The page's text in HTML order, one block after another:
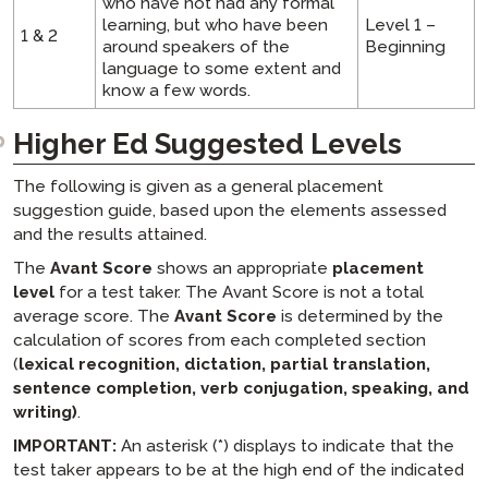
1 & 2
learning, but who have been
around speakers of the
language to some extent and
know a few words.
Level 1 –
Beginning
Higher Ed Suggested Levels
The following is given as a general placement
suggestion guide, based upon the elements assessed
and the results attained.
The Avant Score shows an appropriate placement
level for a test taker. The Avant Score is not a total
average score. The Avant Score is determined by the
calculation of scores from each completed section
(lexical recognition, dictation, partial translation,
sentence completion, verb conjugation, speaking, and
writing).
IMPORTANT: An asterisk (*) displays to indicate that the
test taker appears to be at the high end of the indicated